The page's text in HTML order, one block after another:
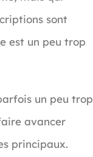
sont
est un peu trop
un peu trop
avancer
principaux.